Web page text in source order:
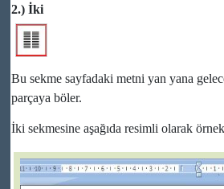
2.) İki
Bu sekme sayfadaki metni yan yana
parçaya böler.
İki sekmesine aşağıda resimli olarak